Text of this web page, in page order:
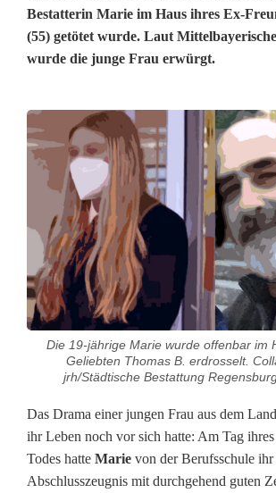
Bestatterin Marie im Haus ihres Ex-
(55) getötet wurde. Laut
wurde die junge Frau erwürgt.
V
e
d
c
h
r
h
Die 19-jährige Marie wurde offenbar im
Geliebten Thomas B. erdrosselt.
jrh/Städtische Bestattung
Das Drama einer jungen Frau aus dem
ihr Leben noch vor sich hatte: Am Tag
Todes hatte Marie von der Berufsschule ihr
Abschlusszeugnis mit durchgehend guten